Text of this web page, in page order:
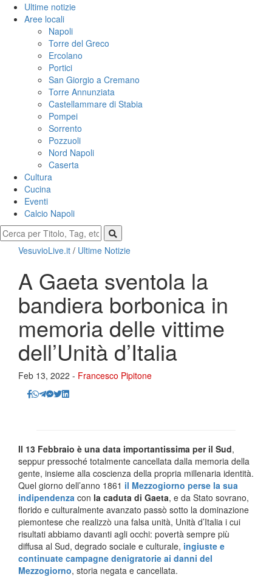
Ultime notizie
Aree locali
Napoli
Torre del Greco
Ercolano
Portici
San Giorgio a Cremano
Torre Annunziata
Castellammare di Stabia
Pompei
Sorrento
Pozzuoli
Nord Napoli
Caserta
Cultura
Cucina
Eventi
Calcio Napoli
VesuvioLive.it / Ultime Notizie
A Gaeta sventola la
bandiera borbonica in
memoria delle vittime
dell’Unità d’Italia
Feb 13, 2022 - Francesco Pipitone
Il 13 Febbraio è una data importantissima per il Sud,
seppur pressoché totalmente cancellata dalla memoria della
gente, insieme alla coscienza della propria millenaria identità.
Quel giorno dell’anno 1861 il Mezzogiorno perse la sua
indipendenza con la caduta di Gaeta, e da Stato sovrano,
florido e culturalmente avanzato passò sotto la dominazione
piemontese che realizzò una falsa unità, Unità d’Italia i cui
risultati abbiamo davanti agli occhi: povertà sempre più
diffusa al Sud, degrado sociale e culturale, ingiuste e
continuate campagne denigratorie ai danni del
Mezzogiorno, storia negata e cancellata.